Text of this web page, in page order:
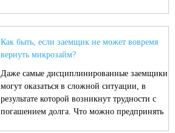
Как быть, если заемщик не может вовремя
вернуть микрозайм?
Даже самые дисциплинированные заемщики
могут оказаться в сложной ситуации, в
результате которой возникнут трудности с
погашением долга. Что можно предпринять